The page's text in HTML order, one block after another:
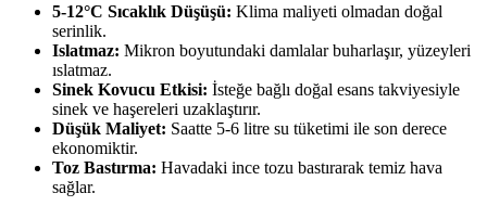
5-12°C Sıcaklık Düşüşü: Klima maliyeti olmadan doğal
serinlik.
Islatmaz: Mikron boyutundaki damlalar buharlaşır, yüzeyleri
ıslatmaz.
Sinek Kovucu Etkisi: İsteğe bağlı doğal esans takviyesiyle
sinek ve haşereleri uzaklaştırır.
Düşük Maliyet: Saatte 5-6 litre su tüketimi ile son derece
ekonomiktir.
Toz Bastırma: Havadaki ince tozu bastırarak temiz hava
sağlar.